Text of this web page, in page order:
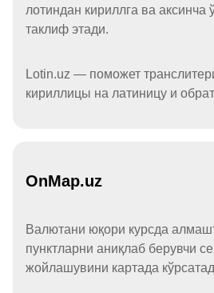
лотиндан кириллга ва аксинча
таклиф этади.
Lotin.uz — поможет
кириллицы на латиницу и
OnMap.uz
Валютани юқори курсда
пунктларни аниқлаб берувчи
жойлашувини картада